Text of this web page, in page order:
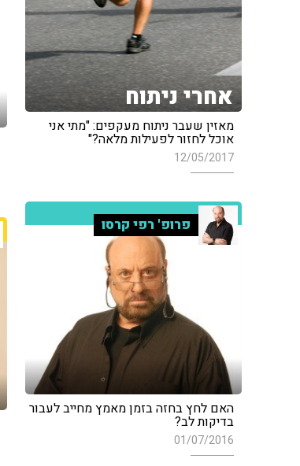
אחרי ניתוח
מאזין שעבר ניתוח מעקפים: "מתי אני
אוכל לחזור לפעילות מלאה?"
12/05/2017
פרופ' רפי קרסו
האם לחץ בחזה בזמן מאמץ מחייב לעבור
בדיקות לב?
01/07/2016